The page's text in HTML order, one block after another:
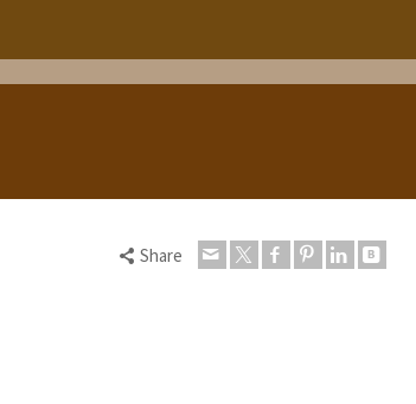
Share